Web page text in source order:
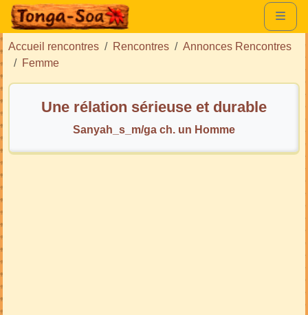
Accueil rencontres Rencontres
Annonces Rencontres
Femme
Une rélation sérieuse et durable
Sanyah_s_m/ga ch. un Homme